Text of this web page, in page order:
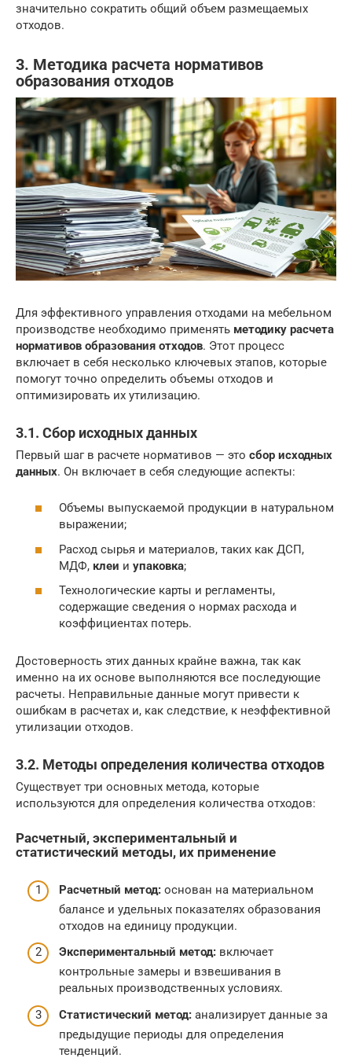
значительно сократить общий объем размещаемых
отходов.
3. Методика расчета нормативов
образования отходов
Для эффективного управления отходами на мебельном
производстве необходимо применять методику расчета
нормативов образования отходов. Этот процесс
включает в себя несколько ключевых этапов, которые
помогут точно определить объемы отходов и
оптимизировать их утилизацию.
3.1. Сбор исходных данных
Первый шаг в расчете нормативов — это сбор исходных
данных. Он включает в себя следующие аспекты:
Объемы выпускаемой продукции в натуральном
выражении;
Расход сырья и материалов, таких как ДСП,
МДФ, клеи и упаковка;
Технологические карты и регламенты,
содержащие сведения о нормах расхода и
коэффициентах потерь.
Достоверность этих данных крайне важна, так как
именно на их основе выполняются все последующие
расчеты. Неправильные данные могут привести к
ошибкам в расчетах и, как следствие, к неэффективной
утилизации отходов.
3.2. Методы определения количества отходов
Существует три основных метода, которые
используются для определения количества отходов:
Расчетный, экспериментальный и
статистический методы, их применение
Расчетный метод: основан на материальном
балансе и удельных показателях образования
отходов на единицу продукции.
Экспериментальный метод: включает
контрольные замеры и взвешивания в
реальных производственных условиях.
Статистический метод: анализирует данные за
предыдущие периоды для определения
тенденций.